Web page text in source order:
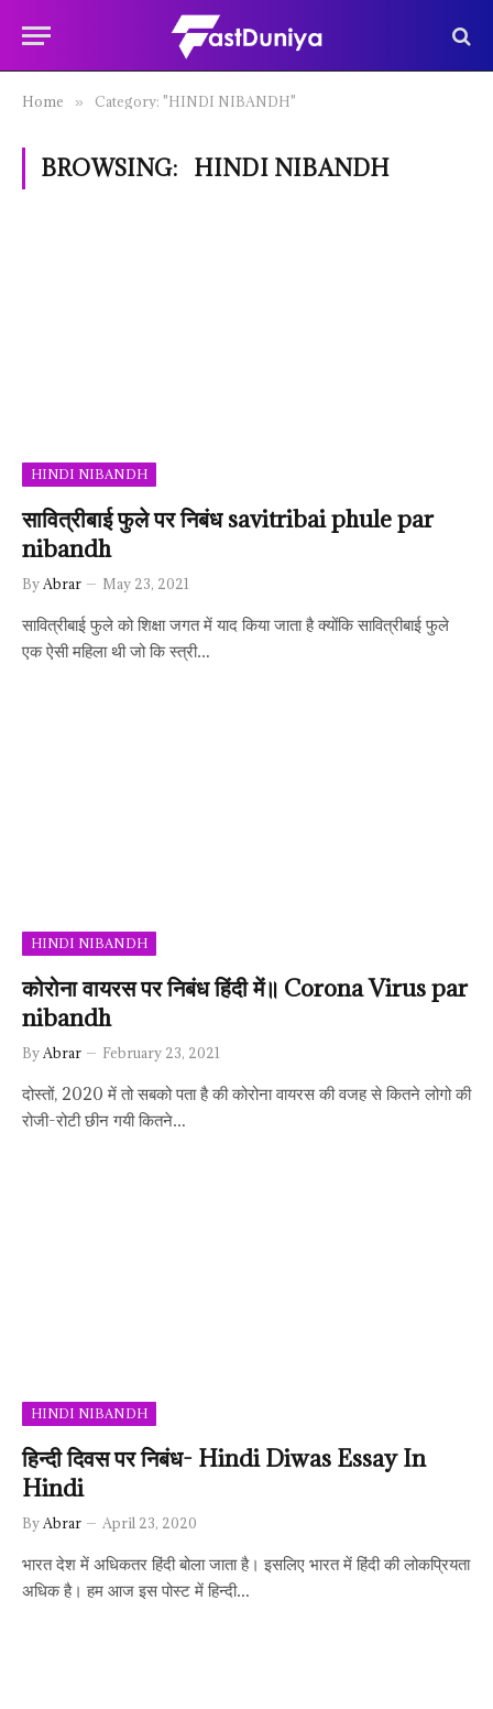
Home » Category: "HINDI NIBANDH"
BROWSING: HINDI NIBANDH
HINDI NIBANDH
सावित्रीबाई फुले पर निबंध savitribai phule par
nibandh
By Abrar May 23, 2021
सावित्रीबाई फुले को शिक्षा जगत में याद किया जाता है क्योंकि सावित्रीबाई फुले
एक ऐसी महिला थी जो कि स्त्री…
HINDI NIBANDH
कोरोना वायरस पर निबंध हिंदी में॥ Corona Virus par
nibandh
By Abrar February 23, 2021
दोस्तों, 2020 में तो सबको पता है की कोरोना वायरस की वजह से कितने लोगो की
रोजी-रोटी छीन गयी कितने…
HINDI NIBANDH
हिन्दी दिवस पर निबंध- Hindi Diwas Essay In
Hindi
By Abrar April 23, 2020
भारत देश में अधिकतर हिंदी बोला जाता है। इसलिए भारत में हिंदी की लोकप्रियता
अधिक है। हम आज इस पोस्ट में हिन्दी…